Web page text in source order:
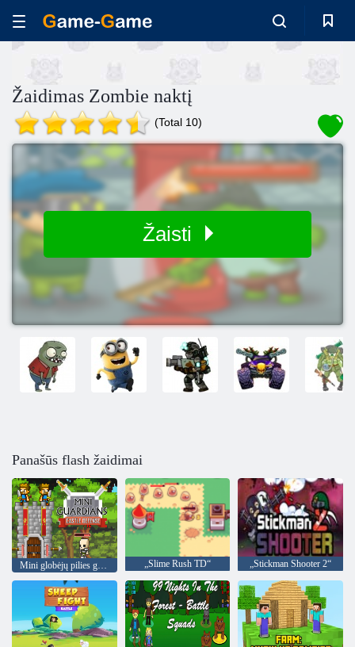
Žaidimas Zombie naktį
(Total 10)
Žaisti
Panašūs flash žaidimai
Mini globėjų pilies gynyba „Slime Rush TD“ „Stickman Shooter 2“